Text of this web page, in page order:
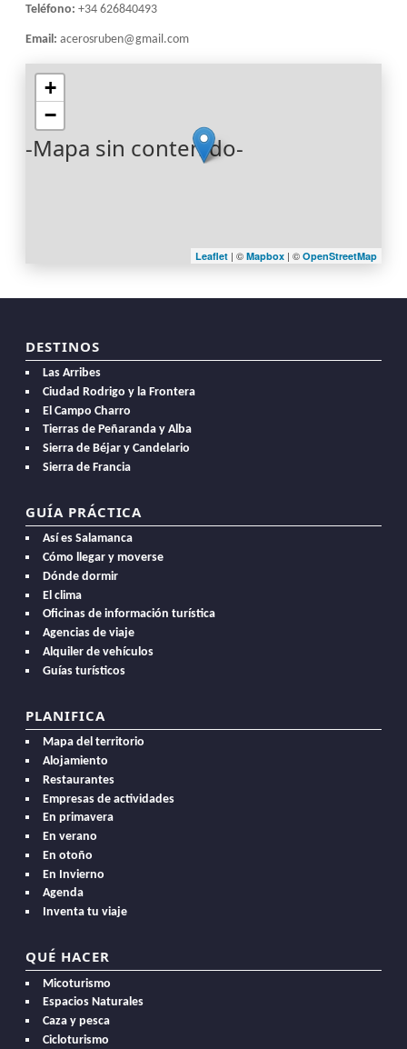
Teléfono:+34 626840493
Email:acerosruben@gmail.com
-Mapa sin contenido-
+
−
Leaflet| © Mapbox | © OpenStreetMap
DESTINOS
Las Arribes
Ciudad Rodrigo y la Frontera
El Campo Charro
Tierras de Peñaranda y Alba
Sierra de Béjar y Candelario
Sierra de Francia
GUÍA PRÁCTICA
Así es Salamanca
Cómo llegar y moverse
Dónde dormir
El clima
Oficinas de información turística
Agencias de viaje
Alquiler de vehículos
Guías turísticos
PLANIFICA
Mapa del territorio
Alojamiento
Restaurantes
Empresas de actividades
En primavera
En verano
En otoño
En Invierno
Agenda
Inventa tu viaje
QUÉ HACER
Micoturismo
Espacios Naturales
Caza y pesca
Cicloturismo